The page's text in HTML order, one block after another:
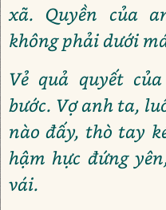
xã. Quyền của
không phải dưới
Vẻ quả quyết
bước. Vợ anh ta,
nào đấy, thò tay
hậm hực đứng
vái.